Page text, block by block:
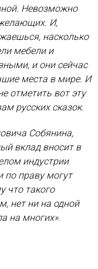
Невозможно
И,
насколько
мебели и
и они сейчас
места в мире. И
отметить вот эту
русских сказок.
Собянина,
вклад вносит в
индустрии
по праву могут
что такого
нет ни на одной
на многих».